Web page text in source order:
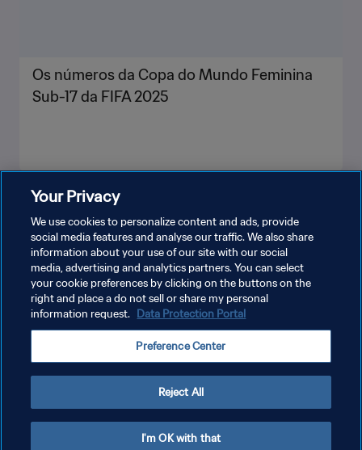
Os números da Copa do Mundo Feminina
Sub-17 da FIFA 2025
POLÍTICA DE PRIVACIDADE
ADMINISTRAR AS PREFERÊNCIAS DE COOKIES
Copyright © 1994-2026 FIFA. Todos os direitos reservados.
Your Privacy
We use cookies to personalize content and ads, provide
social media features and analyse our traffic. We also share
information about your use of our site with our social
media, advertising and analytics partners. You can select
your cookie preferences by clicking on the buttons on the
right and place a do not sell or share my personal
information request. Data Protection Portal
Preference Center
Reject All
I'm OK with that